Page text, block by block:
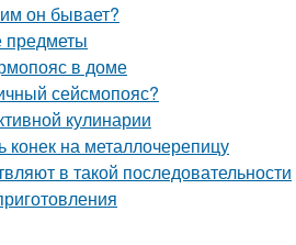
он бывает?
предметы
в доме
сейсмопояс?
кулинарии
конек на металлочерепицу
в такой последовательности